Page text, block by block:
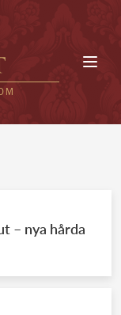
– nya hårda